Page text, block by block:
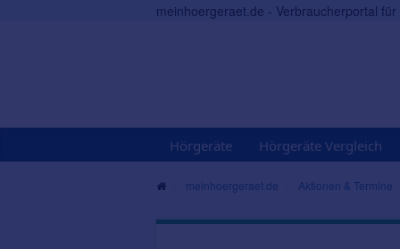
meinhoergeraet.de - Verbraucherportal
Hörgeräte Hörgeräte Vergleich
meinhoergeraet.de Aktionen & Termine